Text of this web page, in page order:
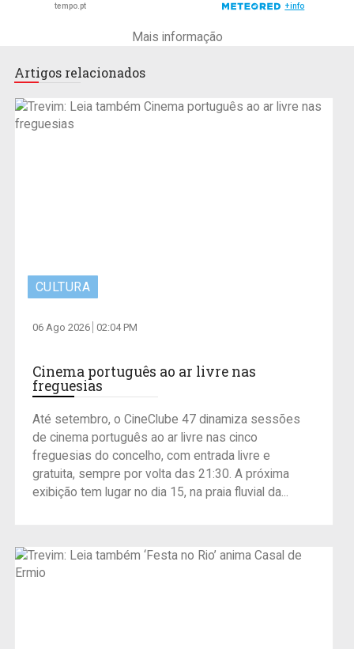
Mais informação
Artigos relacionados
CULTURA
06 Ago 2026 02:04 PM
Cinema português ao ar livre nas
freguesias
Até setembro, o CineClube 47 dinamiza sessões
de cinema português ao ar livre nas cinco
freguesias do concelho, com entrada livre e
gratuita, sempre por volta das 21:30. A próxima
exibição tem lugar no dia 15, na praia fluvial da...